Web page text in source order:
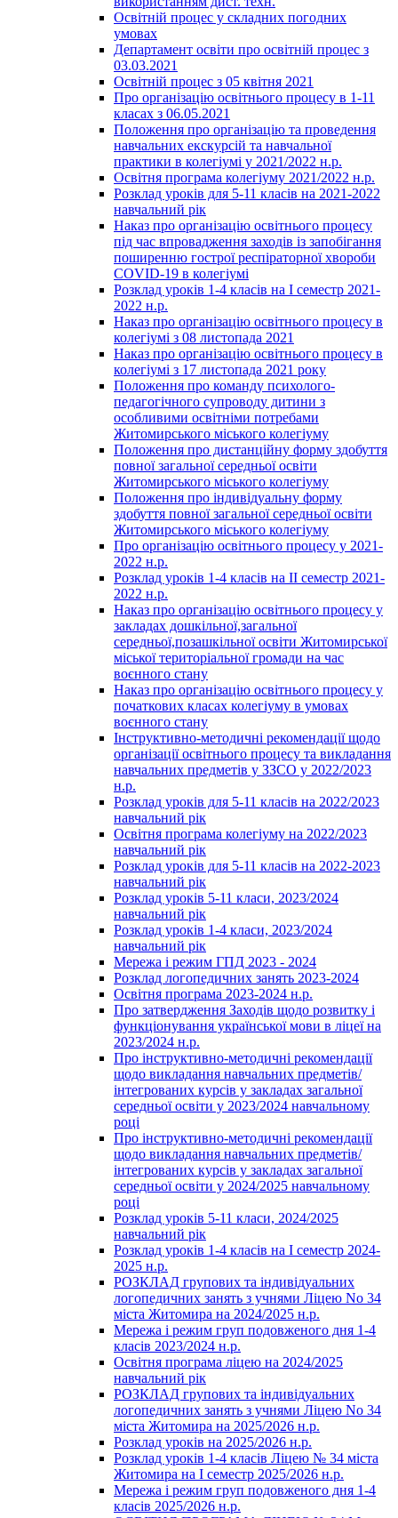
Освітній процес у складних погодних
умовах
Департамент освіти про освітній процес з
03.03.2021
Освітній процес з 05 квітня 2021
Про організацію освітнього процесу в 1-11
класах з 06.05.2021
Положення про організацію та проведення
навчальних екскурсій та навчальної
практики в колегіумі у 2021/2022 н.р.
Освітня програма колегіуму 2021/2022 н.р.
Розклад уроків для 5-11 класів на 2021-2022
навчальний рік
Наказ про організацію освітнього процесу
під час впровадження заходів із запобігання
поширенню гострої респіраторної хвороби
COVID-19 в колегіумі
Розклад уроків 1-4 класів на І семестр 2021-
2022 н.р.
Наказ про організацію освітнього процесу в
колегіумі з 08 листопада 2021
Наказ про організацію освітнього процесу в
колегіумі з 17 листопада 2021 року
Положення про команду психолого-
педагогічного супроводу дитини з
особливими освітніми потребами
Житомирського міського колегіуму
Положення про дистанційну форму здобуття
повної загальної середньої освіти
Житомирського міського колегіуму
Положення про індивідуальну форму
здобуття повної загальної середньої освіти
Житомирського міського колегіуму
Про організацію освітнього процесу у 2021-
2022 н.р.
Розклад уроків 1-4 класів на ІІ семестр 2021-
2022 н.р.
Наказ про організацію освітнього процесу у
закладах дошкільної,загальної
середньої,позашкільної освіти Житомирської
міської територіальної громади на час
воєнного стану
Наказ про організацію освітнього процесу у
початкових класах колегіуму в умовах
воєнного стану
Інструктивно-методичні рекомендації щодо
організації освітнього процесу та викладання
навчальних предметів у ЗЗСО у 2022/2023
н.р.
Розклад уроків для 5-11 класів на 2022/2023
навчальний рік
Освітня програма колегіуму на 2022/2023
навчальний рік
Розклад уроків для 5-11 класів на 2022-2023
навчальний рік
Розклад уроків 5-11 класи, 2023/2024
навчальний рік
Розклад уроків 1-4 класи, 2023/2024
навчальний рік
Мережа і режим ГПД 2023 - 2024
Розклад логопедичних занять 2023-2024
Освітня програма 2023-2024 н.р.
Про затвердження Заходів щодо розвитку і
функціонування української мови в ліцеї на
2023/2024 н.р.
Про інструктивно-методичні рекомендації
щодо викладання навчальних предметів/
інтегрованих курсів у закладах загальної
середньої освіти у 2023/2024 навчальному
році
Про інструктивно-методичні рекомендації
щодо викладання навчальних предметів/
інтегрованих курсів у закладах загальної
середньої освіти у 2024/2025 навчальному
році
Розклад уроків 5-11 класи, 2024/2025
навчальний рік
Розклад уроків 1-4 класів на І семестр 2024-
2025 н.р.
РОЗКЛАД групових та індивідуальних
логопедичних занять з учнями Ліцею No 34
міста Житомира на 2024/2025 н.р.
Мережа і режим груп подовженого дня 1-4
класів 2023/2024 н.р.
Освітня програма ліцею на 2024/2025
навчальний рік
РОЗКЛАД групових та індивідуальних
логопедичних занять з учнями Ліцею No 34
міста Житомира на 2025/2026 н.р.
Розклад уроків на 2025/2026 н.р.
Розклад уроків 1-4 класів Ліцею № 34 міста
Житомира на І семестр 2025/2026 н.р.
Мережа і режим груп подовженого дня 1-4
класів 2025/2026 н.р.